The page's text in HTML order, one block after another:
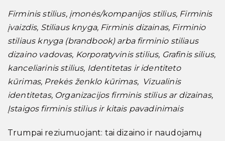
Firminis stilius, įmonės/kompanijos stilius, Firminis
įvaizdis, Stiliaus knyga, Firminis dizainas, Firminio
stiliaus knyga (brandbook) arba firminio stiliaus
dizaino vadovas, Korporatyvinis stilius, Grafinis silius,
kanceliarinis stilius, Identitetas ir identiteto
kūrimas, Prekės ženklo kūrimas, Vizualinis
identitetas, Organizacijos firminis stilius ar dizainas,
Įstaigos firminis stilius ir kitais pavadinimais
Trumpai reziumuojant: tai dizaino ir naudojamų